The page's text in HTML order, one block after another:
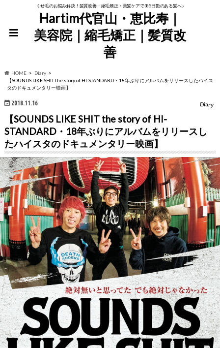
くせ毛のお悩み解決！髪質改善・縮毛矯正・美髪ケアで365日艶のある髪へ♪
Hartim代官山・恵比寿｜
美容院｜縮毛矯正｜髪質改
善
HOME
Diary
【SOUNDS LIKE SHIT the story of HI-STANDARD・18年ぶりにアルバムをリリースしたハイス
タのドキュメンタリー映画】
2018.11.16 Diary
【SOUNDS LIKE SHIT the story of HI-
STANDARD・18年ぶりにアルバムをリリースし
たハイスタのドキュメンタリー映画】